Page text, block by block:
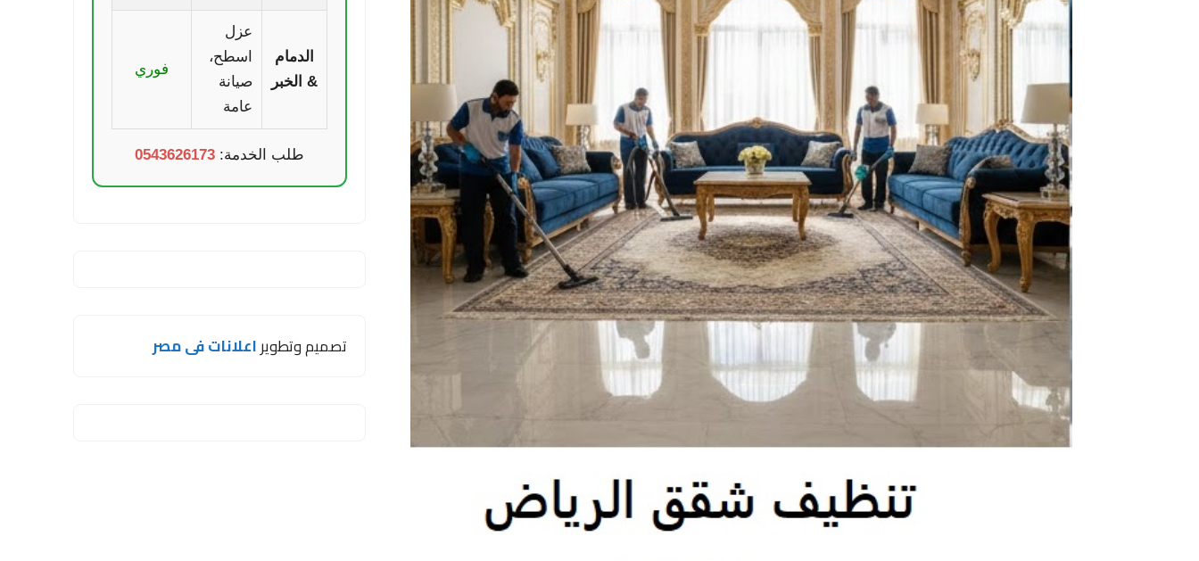
الدمام
& الخبر
عزل
اسطح،
صيانة
عامة
فوري
طلب الخدمة: 0543626173
تصميم وتطويراعلانات فى مصر